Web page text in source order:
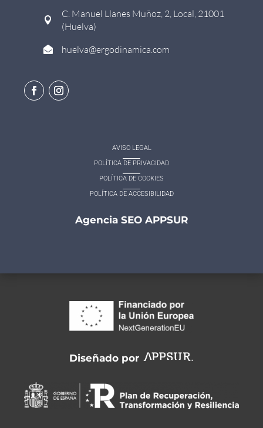

C. Manuel Llanes Muñoz, 2, Local, 21001
(Huelva)
 huelva@ergodinamica.com
AVISO LEGAL
POLÍTICA DE PRIVACIDAD
POLÍTICA DE COOKIES
POLÍTICA DE ACCESIBILIDAD
Agencia SEO APPSUR
Diseñado por